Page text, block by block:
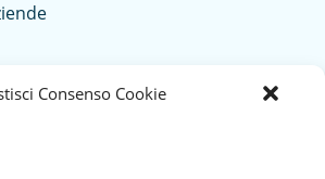
Consenso Cookie